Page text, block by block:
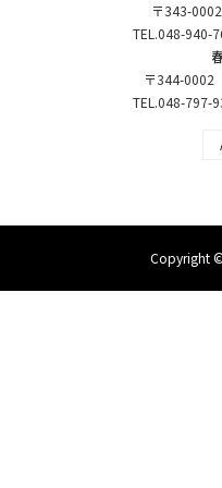
〒343-
TEL.048-940-
〒344-
TEL.048-797-
Copyright